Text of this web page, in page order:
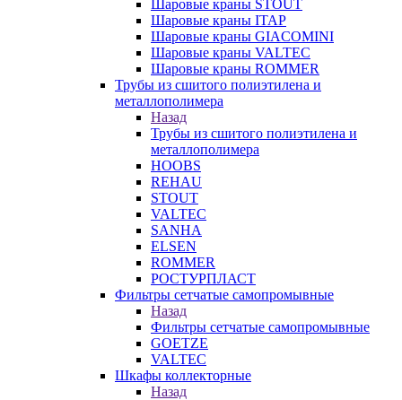
Шаровые краны STOUT
Шаровые краны ITAP
Шаровые краны GIACOMINI
Шаровые краны VALTEC
Шаровые краны ROMMER
Трубы из сшитого полиэтилена и
металлополимера
Назад
Трубы из сшитого полиэтилена и
металлополимера
HOOBS
REHAU
STOUT
VALTEC
SANHA
ELSEN
ROMMER
РОСТУРПЛАСТ
Фильтры сетчатые самопромывные
Назад
Фильтры сетчатые самопромывные
GOETZE
VALTEC
Шкафы коллекторные
Назад